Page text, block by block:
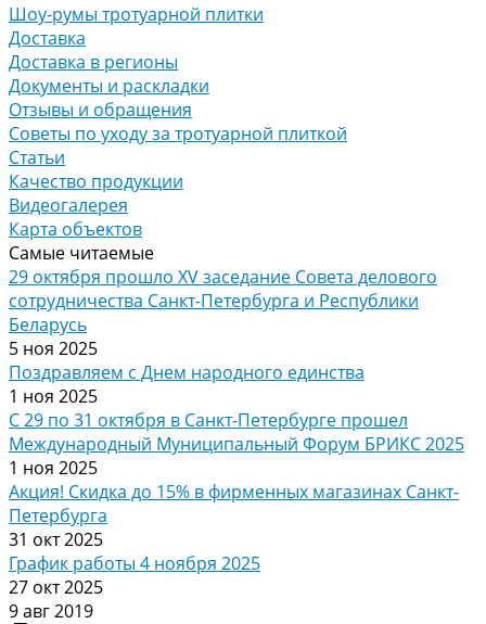
Шоу-румы тротуарной плитки
Доставка
Доставка в регионы
Документы и раскладки
Отзывы и обращения
Советы по уходу за тротуарной плиткой
Статьи
Качество продукции
Видеогалерея
Карта объектов
Самые читаемые
29 октября прошло XV заседание Совета делового
сотрудничества Санкт-Петербурга и Республики
Беларусь
5 ноя 2025
Поздравляем с Днем народного единства
1 ноя 2025
С 29 по 31 октября в Санкт-Петербурге прошел
Международный Муниципальный Форум БРИКС 2025
1 ноя 2025
Акция! Скидка до 15% в фирменных магазинах Санкт-
Петербурга
31 окт 2025
График работы 4 ноября 2025
27 окт 2025
9 авг 2019